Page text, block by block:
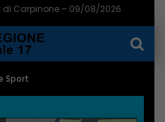
di Carpinone – 09/08/2026
Sport